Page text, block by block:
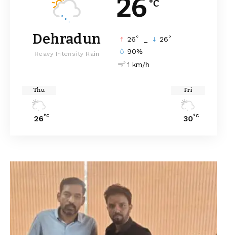
26 °C
Dehradun
Heavy Intensity Rain
26° 26°
90%
1 km/h
Thu
26°C
Fri
30°C